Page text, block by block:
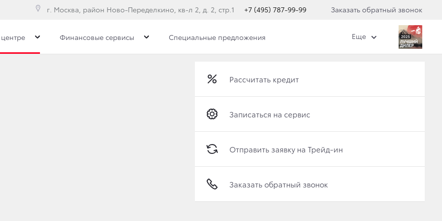
г. Москва, район Ново-Переделкино, кв-л 2, д. 2, стр.1 +7 (495) 787-99-99 Заказать обратный звонок
Получить консультацию по кредиту
Отправить заявку на Трейд-ин
Записаться на сервис
Заказать обратный звонок
Toyota 20 мая
Новые авто в наличии
Записаться на тест-драйв
Отправить заявку на Трейд-ин
Записаться на сервис
Финансовые сервисы
Рассчитать кредит
Записаться на сервис
Отправить заявку на Трейд-ин
Заказать обратный звонок
Специальные предложения Еще
автомобилей Toyota 20 мая
ДЖЕНТЛЬМЕНОВ» TOYOTA